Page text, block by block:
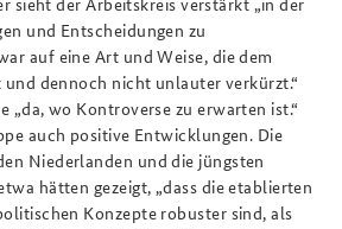
und Entscheidungen zu
auf eine Art und Weise, die dem
dennoch nicht unlauter verkürzt.“
„da, wo Kontroverse zu erwarten ist.“
auch positive Entwicklungen. Die
Niederlanden und die jüngsten
hätten gezeigt, „dass die etablierten
Konzepte robuster sind, als